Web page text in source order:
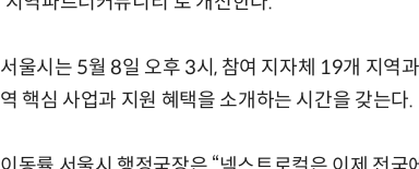
서울시는 5월 8일 오후 3시, 참여 지자체 19개 지역
역 핵심 사업과 지원 혜택을 소개하는 시간을 갖는다.